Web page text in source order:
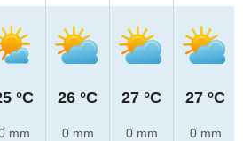
°C
mm
26 °C
0 mm
27 °C
0 mm
27 °C
0 mm